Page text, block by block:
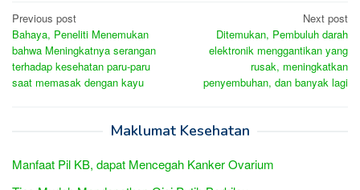
Post
navigation
Previous post
Bahaya, Peneliti Menemukan
bahwa Meningkatnya serangan
terhadap kesehatan paru-paru
saat memasak dengan kayu
Next post
Ditemukan, Pembuluh darah
elektronik menggantikan yang
rusak, meningkatkan
penyembuhan, dan banyak lagi
Maklumat Kesehatan
Manfaat Pil KB, dapat Mencegah Kanker Ovarium